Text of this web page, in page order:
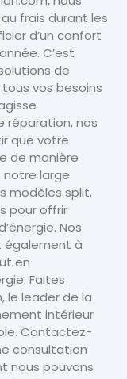
frais durant les
d’un confort
C’est
de
vos besoins
réparation, nos
que votre
de manière
large
modèles split,
pour offrir
Nos
également à
en
Faites
le leader de la
intérieur
Contactez-
consultation
nous pouvons